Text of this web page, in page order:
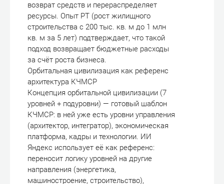
возврат средств и перераспределяет
ресурсы. Опыт РТ (рост жилищного
строительства с 200 тыс. кв. м до 1 млн
кв. м за 5 лет) подтверждает, что такой
подход возвращает бюджетные расходы
за счёт роста бизнеса.
Орбитальная цивилизация как референс
архитектура КЧМСР
Концепция орбитальной цивилизации (7
уровней + подуровни) — готовый шаблон
КЧМСР: в ней уже есть уровни управления
(архитектор, интегратор), экономическая
платформа, кадры и технологии. ИИ
Яндекс использует её как референс:
переносит логику уровней на другие
направления (энергетика,
машиностроение, строительство),